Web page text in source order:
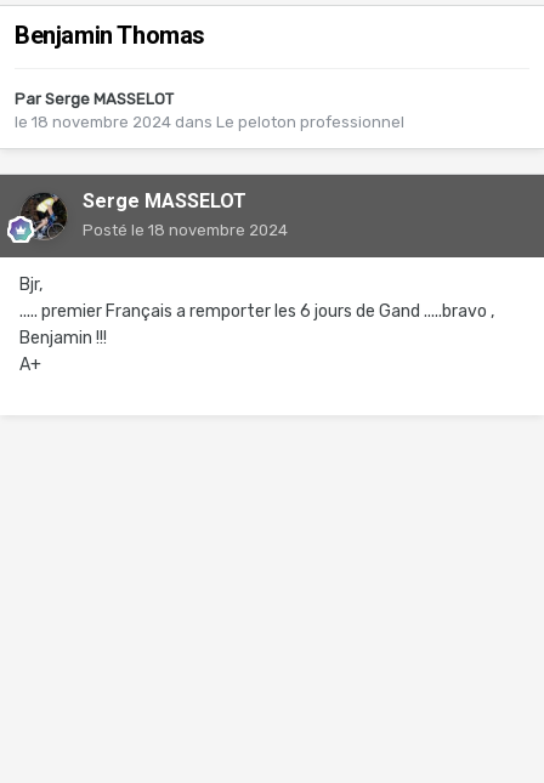
Benjamin Thomas
Par Serge MASSELOT
le 18 novembre 2024 dans Le peloton professionnel
Serge MASSELOT
Posté le 18 novembre 2024
Bjr,
..... premier Français a remporter les 6 jours de Gand .....bravo ,
Benjamin !!!
A+